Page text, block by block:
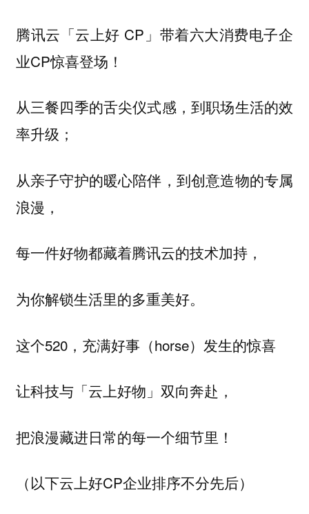
腾讯云「云上好 CP」带着六大消费电子企
业CP惊喜登场！
从三餐四季的舌尖仪式感，到职场生活的效
率升级；
从亲子守护的暖心陪伴，到创意造物的专属
浪漫，
每一件好物都藏着腾讯云的技术加持，
为你解锁生活里的多重美好。
这个520，充满好事（horse）发生的惊喜
让科技与「云上好物」双向奔赴，
把浪漫藏进日常的每一个细节里！
（以下云上好CP企业排序不分先后）